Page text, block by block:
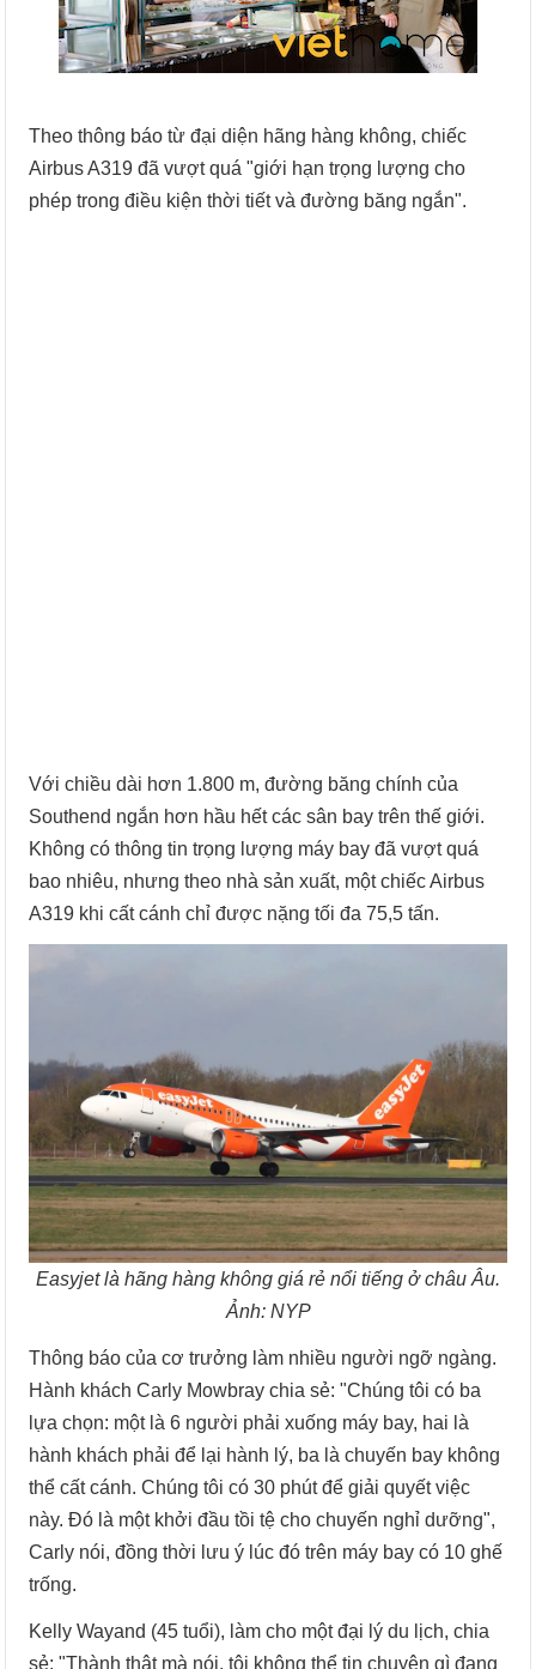
Theo thông báo từ đại diện hãng hàng không, chiếc
Airbus A319 đã vượt quá "giới hạn trọng lượng cho
phép trong điều kiện thời tiết và đường băng ngắn".
Với chiều dài hơn 1.800 m, đường băng chính của
Southend ngắn hơn hầu hết các sân bay trên thế giới.
Không có thông tin trọng lượng máy bay đã vượt quá
bao nhiêu, nhưng theo nhà sản xuất, một chiếc Airbus
A319 khi cất cánh chỉ được nặng tối đa 75,5 tấn.
Easyjet là hãng hàng không giá rẻ nổi tiếng ở châu Âu.
Ảnh: NYP
Thông báo của cơ trưởng làm nhiều người ngỡ ngàng.
Hành khách Carly Mowbray chia sẻ: "Chúng tôi có ba
lựa chọn: một là 6 người phải xuống máy bay, hai là
hành khách phải để lại hành lý, ba là chuyến bay không
thể cất cánh. Chúng tôi có 30 phút để giải quyết việc
này. Đó là một khởi đầu tồi tệ cho chuyến nghỉ dưỡng",
Carly nói, đồng thời lưu ý lúc đó trên máy bay có 10 ghế
trống.
Kelly Wayand (45 tuổi), làm cho một đại lý du lịch, chia
sẻ: "Thành thật mà nói, tôi không thể tin chuyện gì đang